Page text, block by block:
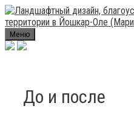
Skip
to
content
Меню
До и после